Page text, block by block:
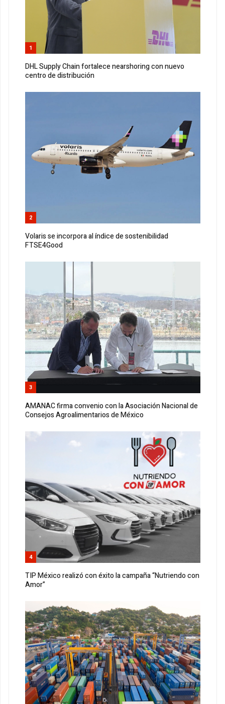
1
DHL Supply Chain fortalece nearshoring con nuevo
centro de distribución
2
Volaris se incorpora al índice de sostenibilidad
FTSE4Good
3
AMANAC firma convenio con la Asociación Nacional de
Consejos Agroalimentarios de México
4
TIP México realizó con éxito la campaña “Nutriendo con
Amor”